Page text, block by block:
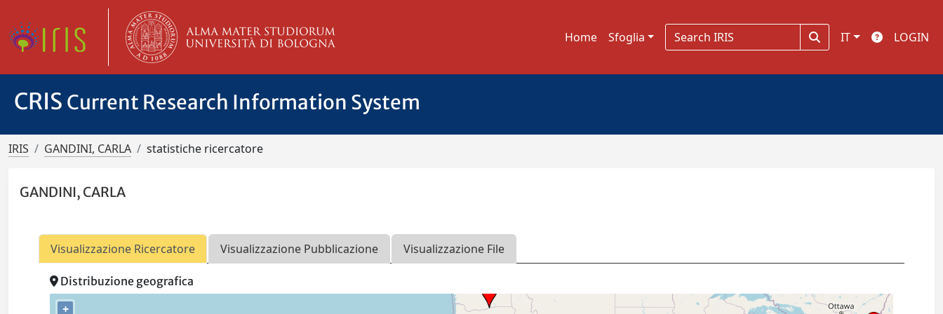
Home Sfoglia IT LOGIN
CRIS Current Research Information System
IRIS GANDINI, CARLA statistiche ricercatore
GANDINI, CARLA
Visualizzazione Ricercatore Visualizzazione Pubblicazione Visualizzazione File
Distribuzione geografica
+